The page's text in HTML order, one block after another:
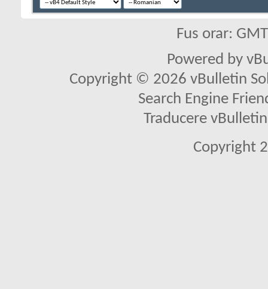
Fus orar:
Powered by
Copyright © 2026 vBulletin
Search Engine
Traducere
Copyright